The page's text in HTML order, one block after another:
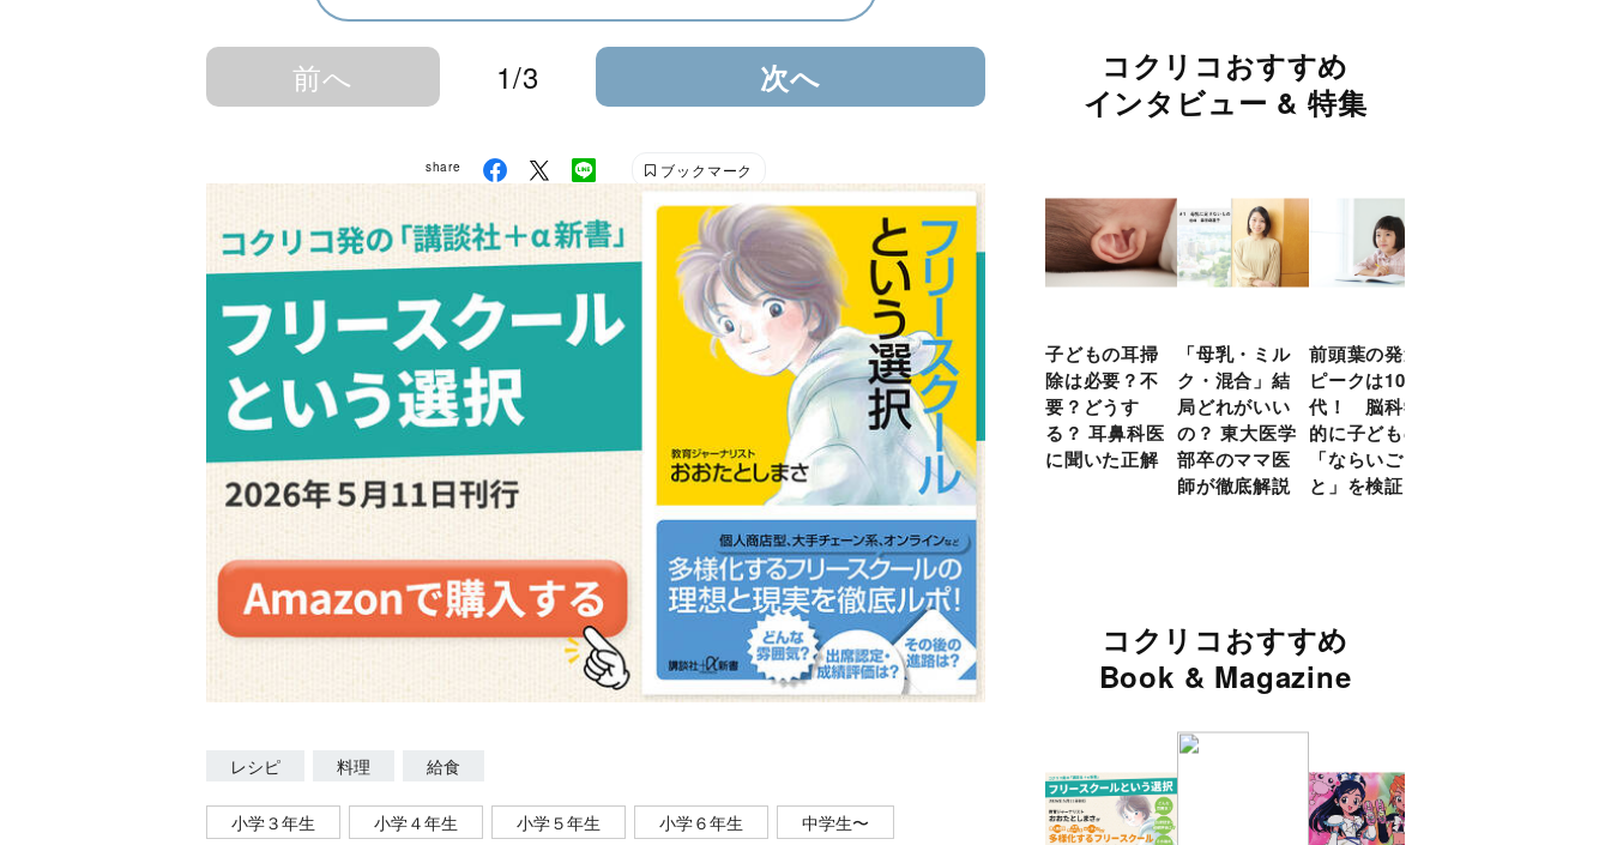
前へ 1/3 次へ
share ブックマーク
レシピ 料理 給食
小学３年生 小学４年生 小学５年生 小学６年生 中学生〜
コクリコおすすめ
インタビュー & 特集
子どもの耳掃
除は必要？不
要？どうす
る？ 耳鼻科医
に聞いた正解
「母乳・ミル
ク・混合」結
局どれがいい
の？ 東大医学
部卒のママ医
師が徹底解説
前頭葉の発達
ピークは10
代！ 脳科学
的に子どもの
「ならいご
と」を検証
コクリコおすすめ
Book & Magazine